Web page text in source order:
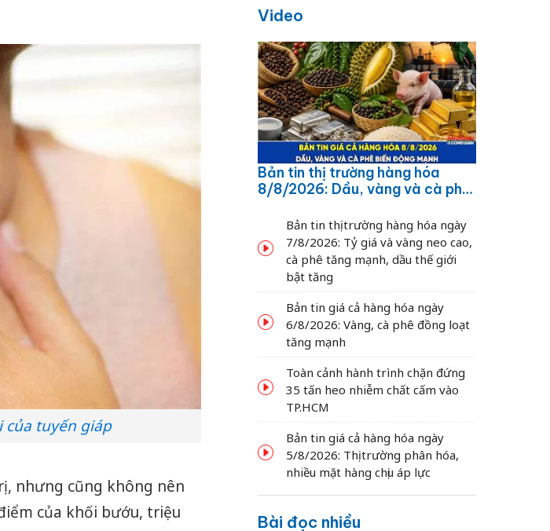
của tuyến giáp
nhưng cũng không nên
của khối bướu, triệu
Video
Bản tin thị trường hàng hóa
8/8/2026: Dầu, vàng và cà phê
Bản tin thị trường hàng hóa ngày
7/8/2026: Tỷ giá và vàng neo cao,
cà phê tăng mạnh, dầu thế giới
bật tăng
Bản tin giá cả hàng hóa ngày
6/8/2026: Vàng, cà phê đồng loạt
tăng mạnh
Toàn cảnh hành trình chặn đứng
35 tấn heo nhiễm chất cấm vào
TP.HCM
Bản tin giá cả hàng hóa ngày
5/8/2026: Thị trường phân hóa,
nhiều mặt hàng chịu áp lực
Bài đọc nhiều